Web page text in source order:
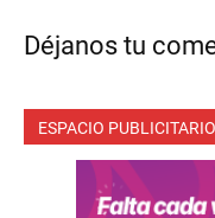
Déjanos tu
ESPACIO PUBLICITARIO